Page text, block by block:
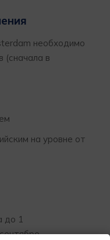
необходимо
(сначала в
на уровне от
до 1